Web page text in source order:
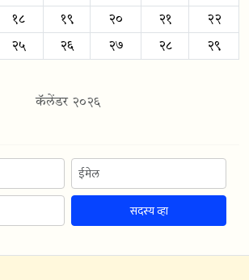
१८ १९ २० २१ २२
२५ २६ २७ २८ २९
कॅलेंडर २०२६
सदस्य व्हा